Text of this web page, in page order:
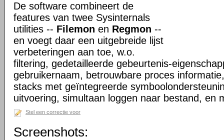
De software combineert de
features van twee Sysinternals
utilities -- Filemon en Regmon --
en voegt daar een uitgebreide lijst
verbeteringen aan toe, w.o.
filtering, gedetailleerde gebeurtenis-
gebruikernaam, betrouwbare proces
stacks met geïntegreerde
uitvoering, simultaan loggen naar bestand, en
Stel een correctie voor
Screenshots: